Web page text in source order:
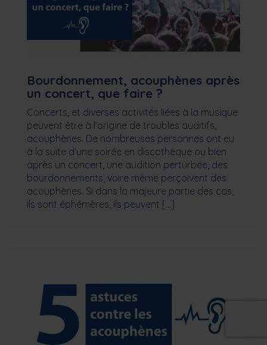
Bourdonnement, acouphènes après
un concert, que faire ?
Concerts, et diverses activités liées à la musique
peuvent être à l’origine de troubles auditifs,
acouphènes. De nombreuses personnes ont eu
à la suite d’une soirée en discothèque ou bien
après un concert, une audition perturbée, des
bourdonnements, voire même perçoivent des
acouphènes. Si dans la majeure partie des cas,
ils sont éphémères, ils peuvent […]